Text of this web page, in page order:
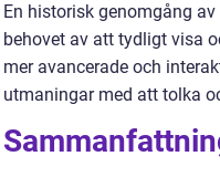
En historisk genomgång
behovet av att tydligt visa
mer avancerade och
utmaningar med att tolka